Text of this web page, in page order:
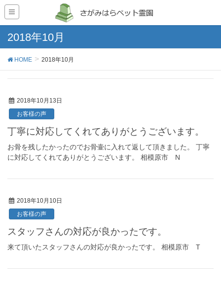
2018年10月
HOME 2018年10月
2018年10月13日
お客様の声
丁寧に対応してくれてありがとうございます。
お骨を残したかったのでお骨壷に入れて返して頂きました。 丁寧
に対応してくれてありがとうございます。 相模原市 N
2018年10月10日
お客様の声
スタッフさんの対応が良かったです。
来て頂いたスタッフさんの対応が良かったです。 相模原市 T